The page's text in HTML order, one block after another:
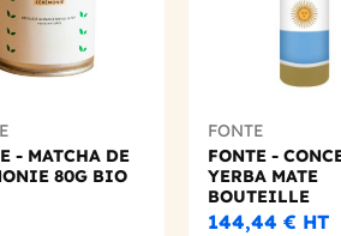
- MATCHA DE
80G BIO
FONTE
FONTE -
YERBA MATE
BOUTEILLE
PLASTIQUE
144,44 € HT